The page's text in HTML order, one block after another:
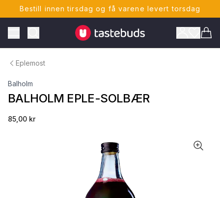
Bestill innen tirsdag og få varene levert torsdag
Toggle Menu
Tastebuds - Lokalmat rett hjem
Eplemost
Balholm
BALHOLM EPLE-SOLBÆR
85,00 kr